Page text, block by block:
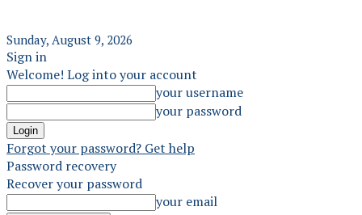
Sunday, August 9, 2026
Sign in
Welcome! Log into your account
your username
your password
Forgot your password? Get help
Password recovery
Recover your password
your email